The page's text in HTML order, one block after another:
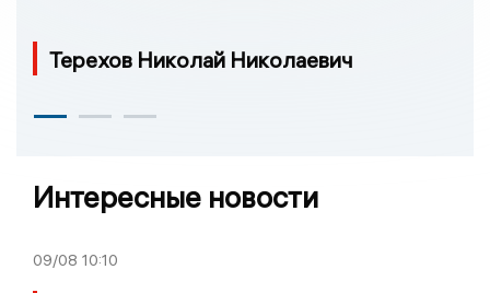
Терехов Николай Николаевич
Интересные новости
09/08 10:10